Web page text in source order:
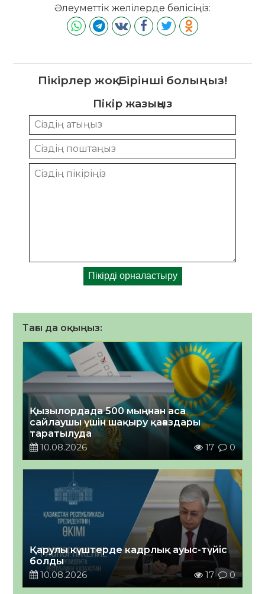
Әлеуметтік желілерде бөлісіңіз:
Пікірлер жоқ. Бірінші болыңыз!
Пікір жазыңыз
Тағы да оқыңыз:
Қызылордада 500 мыңнан аса
сайлаушы үшін шақыру қағаздары
таратылуда
10.08.2026
17 0
Қарулы күштерде кадрлық ауыс-түйіс
болды
10.08.2026
17 0